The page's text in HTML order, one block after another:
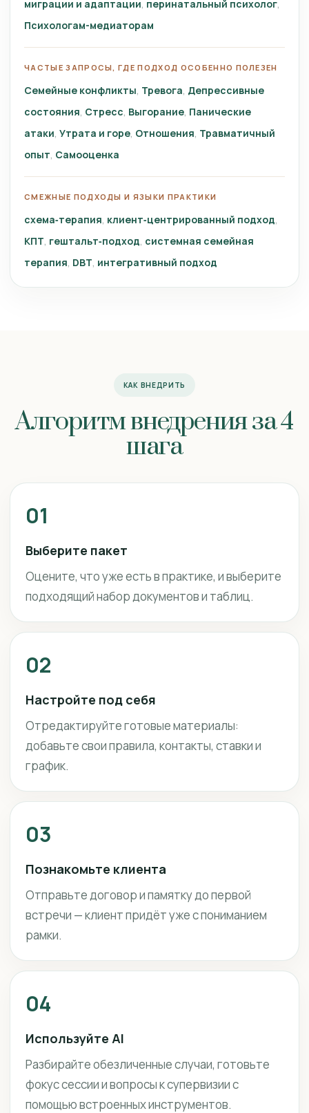
миграции и адаптации перинатальный психолог
Психологам-медиаторам
ЧАСТЫЕ ЗАПРОСЫ, ГДЕ ПОДХОД ОСОБЕННО ПОЛЕЗЕН
Семейные конфликты Тревога Депрессивные
состояния Стресс Выгорание Панические
атаки Утрата и горе Отношения Травматичный
опыт Самооценка
СМЕЖНЫЕ ПОДХОДЫ И ЯЗЫКИ ПРАКТИКИ
схема‑терапия клиент‑центрированный подход
КПТ гештальт‑подход системная семейная
терапия DBT интегративный подход
КАК ВНЕДРИТЬ
Алгоритм внедрения за 4
шага
01
Выберите пакет
Оцените, что уже есть в практике, и выберите
подходящий набор документов и таблиц.
02
Настройте под себя
Отредактируйте готовые материалы:
добавьте свои правила, контакты, ставки и
график.
03
Познакомьте клиента
Отправьте договор и памятку до первой
встречи — клиент придёт уже с пониманием
рамки.
04
Используйте AI
Разбирайте обезличенные случаи, готовьте
фокус сессии и вопросы к супервизии с
помощью встроенных инструментов.